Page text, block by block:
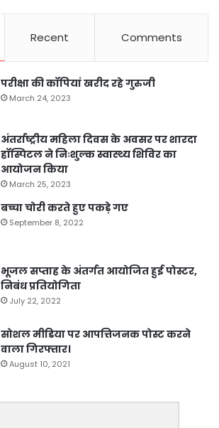
Recent Comments
परीक्षा की कॉपियां खरीद रहे गुरुजी
March 24, 2023
अंतर्राष्ट्रीय महिला दिवस के अवसर पर शारदा
हॉस्पिटल ने निःशुल्क स्वास्थ्य शिविर का
आयोजन किया
March 25, 2023
बच्चा चोरी करते हुए पकड़े गए
September 8, 2022
भूजल सप्ताह के अंतर्गत आयोजित हुई पोस्टर,
निबंध प्रतियोगिता
July 22, 2022
सोशल मीडिया पर आपत्तिजनक पोस्ट करने
वाला गिरफ्तार।
August 10, 2021